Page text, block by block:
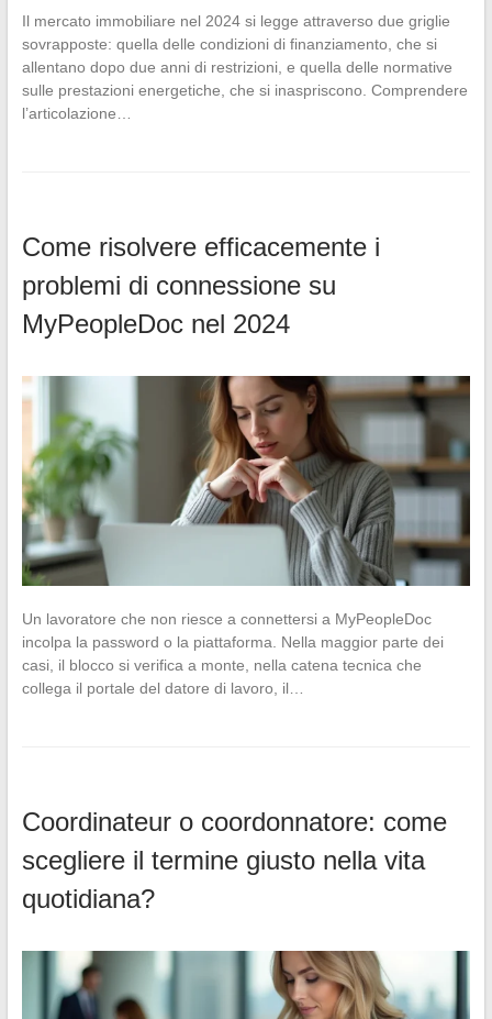
Il mercato immobiliare nel 2024 si legge attraverso due griglie
sovrapposte: quella delle condizioni di finanziamento, che si
allentano dopo due anni di restrizioni, e quella delle normative
sulle prestazioni energetiche, che si inaspriscono. Comprendere
l’articolazione…
Come risolvere efficacemente i
problemi di connessione su
MyPeopleDoc nel 2024
Un lavoratore che non riesce a connettersi a MyPeopleDoc
incolpa la password o la piattaforma. Nella maggior parte dei
casi, il blocco si verifica a monte, nella catena tecnica che
collega il portale del datore di lavoro, il…
Coordinateur o coordonnatore: come
scegliere il termine giusto nella vita
quotidiana?